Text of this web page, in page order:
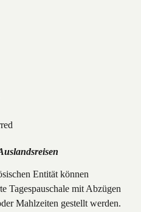
Entität können
Tagespauschale mit Abzügen
Mahlzeiten gestellt werden.